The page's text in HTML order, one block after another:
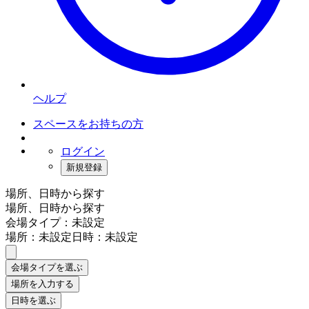
ヘルプ
スペースをお持ちの方
ログイン
新規登録
場所、日時から探す
場所、日時から探す
会場タイプ：未設定
場所：未設定日時：未設定
会場タイプを選ぶ
場所を入力する
日時を選ぶ